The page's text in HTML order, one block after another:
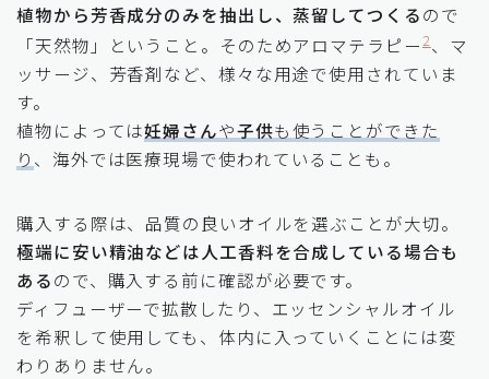
植物から芳香成分のみを抽出し、蒸留してつくるので
「天然物」ということ。そのためアロマテラピー2、マ
ッサージ、芳香剤など、様々な用途で使用されていま
す。
植物によっては妊婦さんや子供も使うことができた
り 、海外では医療現場で使われていることも。
購入する際は、品質の良いオイルを選ぶことが大切。
極端に安い精油などは人工香料を合成している場合も
あるので、購入する前に確認が必要です。
ディフューザーで拡散したり、エッセンシャルオイル
を希釈して使用しても、体内に入っていくことには変
わりありません。